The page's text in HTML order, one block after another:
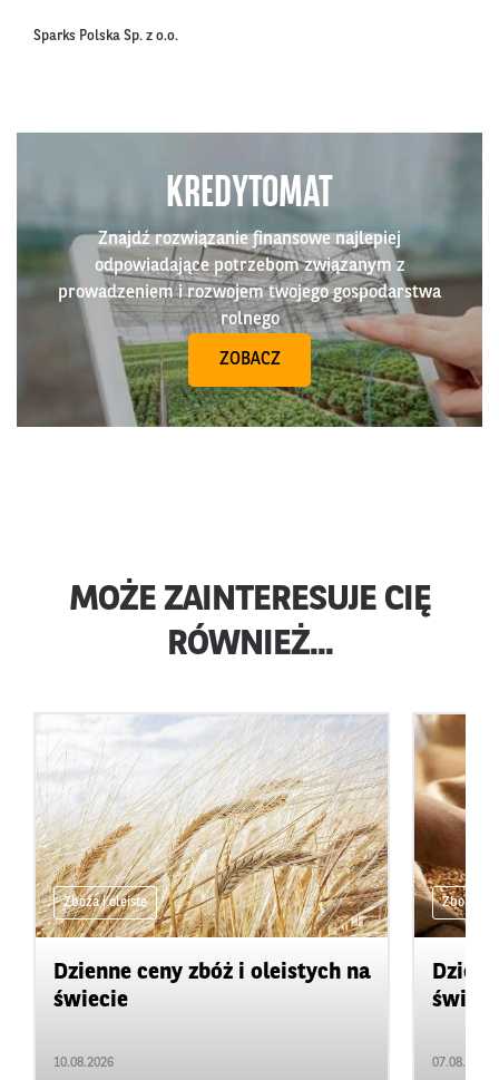
Sparks Polska Sp. z o.o.
KREDYTOMAT
Znajdź rozwiązanie finansowe najlepiej
odpowiadające potrzebom związanym z
prowadzeniem i rozwojem twojego gospodarstwa
rolnego
ZOBACZ
MOŻE ZAINTERESUJE CIĘ
RÓWNIEŻ...
Zboża i oleiste
Dzienne ceny zbóż i oleistych na
świecie
10.08.2026
Zboża i
07.08.2026